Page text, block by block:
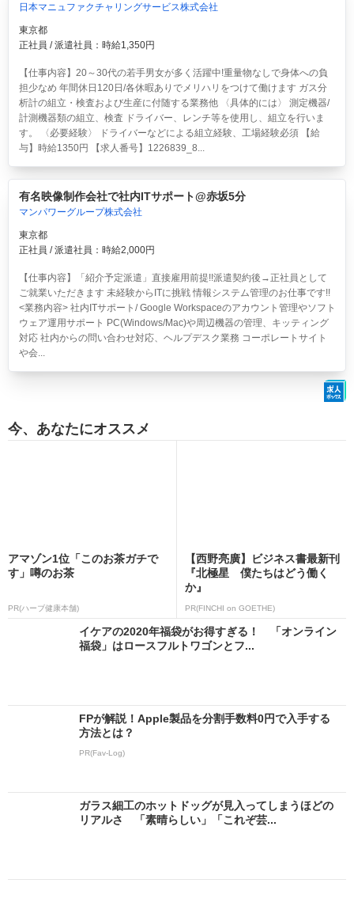
日本マニュファクチャリングサービス株式会社
東京都
正社員 / 派遣社員：時給1,350円
【仕事内容】20～30代の若手男女が多く活躍中!重量物なしで身体への負
担少なめ 年間休日120日/各休暇ありでメリハリをつけて働けます ガス分
析計の組立・検査および生産に付随する業務他 〈具体的には〉 測定機器/
計測機器類の組立、検査 ドライバー、レンチ等を使用し、組立を行いま
す。 〈必要経験〉 ドライバーなどによる組立経験、工場経験必須 【給
与】時給1350円 【求人番号】1226839_8...
有名映像制作会社で社内ITサポート@赤坂5分
マンパワーグループ株式会社
東京都
正社員 / 派遣社員：時給2,000円
【仕事内容】「紹介予定派遣」直接雇用前提!!派遣契約後→正社員として
ご就業いただきます 未経験からITに挑戦 情報システム管理のお仕事です!!
<業務内容> 社内ITサポート/ Google Workspaceのアカウント管理やソフト
ウェア運用サポート PC(Windows/Mac)や周辺機器の管理、キッティング
対応 社内からの問い合わせ対応、ヘルプデスク業務 コーポレートサイト
や会...
今、あなたにオススメ
アマゾン1位「このお茶ガチで
す」噂のお茶
PR(ハーブ健康本舗)
【西野亮廣】ビジネス書最新刊
『北極星 僕たちはどう働く
か』
PR(FINCHI on GOETHE)
イケアの2020年福袋がお得すぎる！ 「オンライン
福袋」はロースフルトワゴンとフ...
FPが解説！Apple製品を分割手数料0円で入手する
方法とは？
PR(Fav-Log)
ガラス細工のホットドッグが見入ってしまうほどの
リアルさ 「素晴らしい」「これぞ芸...